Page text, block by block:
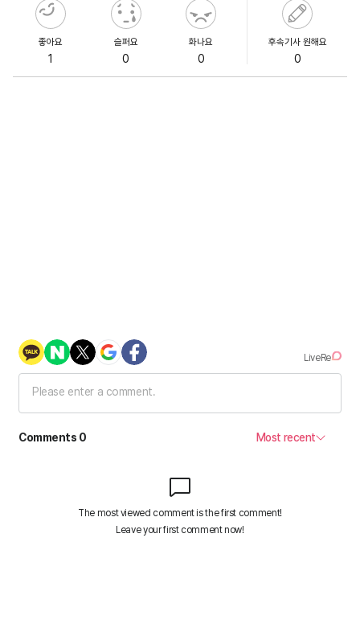
좋아요
1
슬퍼요
0
화나요
0
후속기사 원해요
0